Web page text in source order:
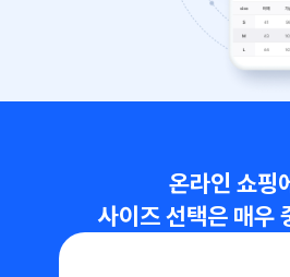
온라인 쇼핑
사이즈 선택은 매우